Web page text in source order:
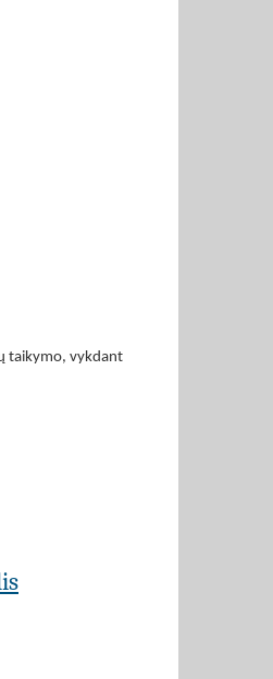
taikymo, vykdant